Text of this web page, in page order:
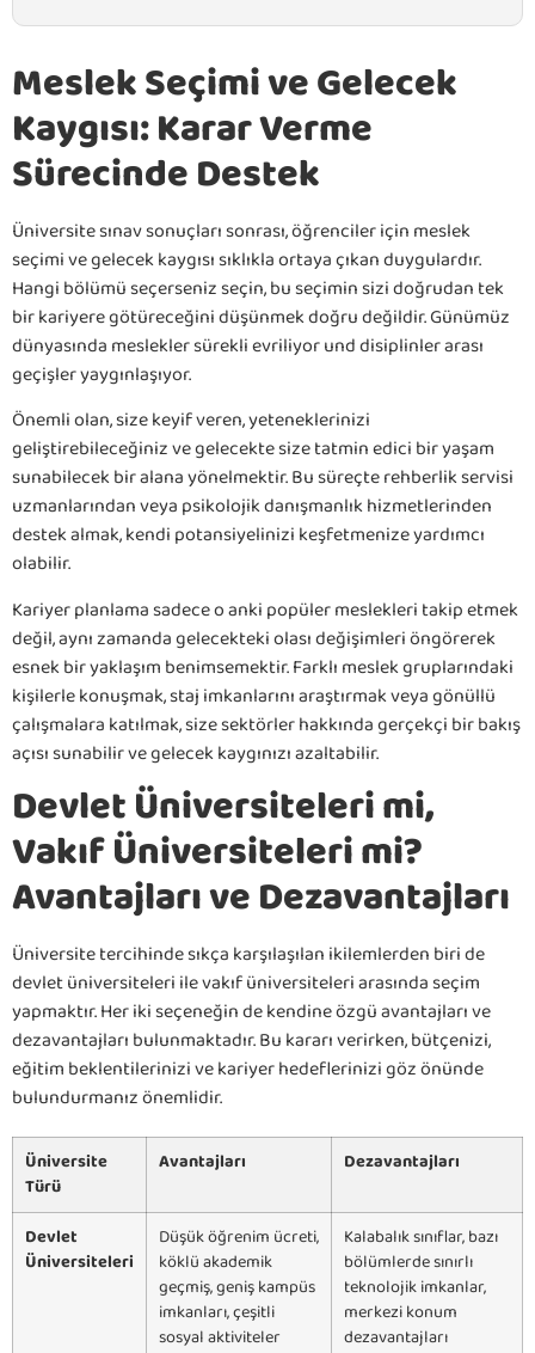
Meslek Seçimi ve Gelecek
Kaygısı: Karar Verme
Sürecinde Destek
Üniversite sınav sonuçları sonrası, öğrenciler için meslek
seçimi ve gelecek kaygısı sıklıkla ortaya çıkan duygulardır.
Hangi bölümü seçerseniz seçin, bu seçimin sizi doğrudan tek
bir kariyere götüreceğini düşünmek doğru değildir. Günümüz
dünyasında meslekler sürekli evriliyor und disiplinler arası
geçişler yaygınlaşıyor.
Önemli olan, size keyif veren, yeteneklerinizi
geliştirebileceğiniz ve gelecekte size tatmin edici bir yaşam
sunabilecek bir alana yönelmektir. Bu süreçte rehberlik servisi
uzmanlarından veya psikolojik danışmanlık hizmetlerinden
destek almak, kendi potansiyelinizi keşfetmenize yardımcı
olabilir.
Kariyer planlama sadece o anki popüler meslekleri takip etmek
değil, aynı zamanda gelecekteki olası değişimleri öngörerek
esnek bir yaklaşım benimsemektir. Farklı meslek gruplarındaki
kişilerle konuşmak, staj imkanlarını araştırmak veya gönüllü
çalışmalara katılmak, size sektörler hakkında gerçekçi bir bakış
açısı sunabilir ve gelecek kaygınızı azaltabilir.
Devlet Üniversiteleri mi,
Vakıf Üniversiteleri mi?
Avantajları ve Dezavantajları
Üniversite tercihinde sıkça karşılaşılan ikilemlerden biri de
devlet üniversiteleri ile vakıf üniversiteleri arasında seçim
yapmaktır. Her iki seçeneğin de kendine özgü avantajları ve
dezavantajları bulunmaktadır. Bu kararı verirken, bütçenizi,
eğitim beklentilerinizi ve kariyer hedeflerinizi göz önünde
bulundurmanız önemlidir.
Üniversite
Türü
Avantajları Dezavantajları
Devlet
Üniversiteleri
Düşük öğrenim ücreti,
köklü akademik
geçmiş, geniş kampüs
imkanları, çeşitli
sosyal aktiviteler
Kalabalık sınıflar, bazı
bölümlerde sınırlı
teknolojik imkanlar,
merkezi konum
dezavantajları